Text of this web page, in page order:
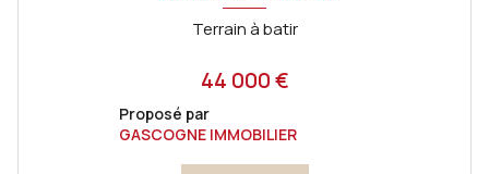
Terrain à batir
44 000 €
Proposé par
GASCOGNE IMMOBILIER